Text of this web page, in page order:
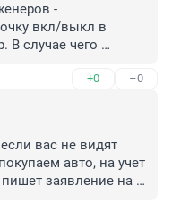
-
вкл/выкл в
В случае чего
+0 –0
вас не видят
авто, на учет
заявление на